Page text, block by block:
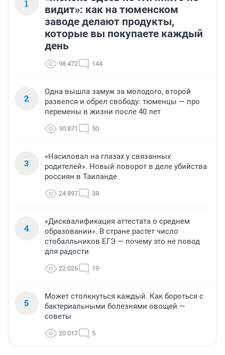
1
видит»: как на тюменском
заводе делают продукты,
которые вы покупаете каждый
день
98 472 144
2
Одна вышла замуж за молодого, второй
развелся и обрел свободу: тюменцы — про
перемены в жизни после 40 лет
30 871 50
3
«Насиловал на глазах у связанных
родителей». Новый поворот в деле убийства
россиян в Таиланде
24 897 38
4
«Дисквалификация аттестата о среднем
образовании». В стране растет число
стобалльников ЕГЭ — почему это не повод
для радости
22 026 19
5
Может столкнуться каждый. Как бороться с
бактериальными болезнями овощей —
советы
20 017 5